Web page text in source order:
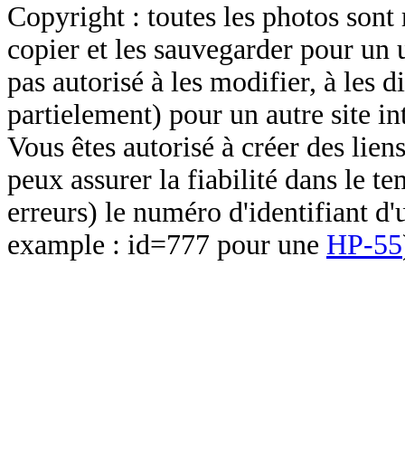
Copyright : toutes les photos sont
copier et les sauvegarder pour un
pas autorisé à les modifier, à les
partielement) pour un autre site
Vous êtes autorisé à créer des
peux assurer la fiabilité dans le
erreurs) le numéro d'identifiant
example : id=777 pour une HP-55